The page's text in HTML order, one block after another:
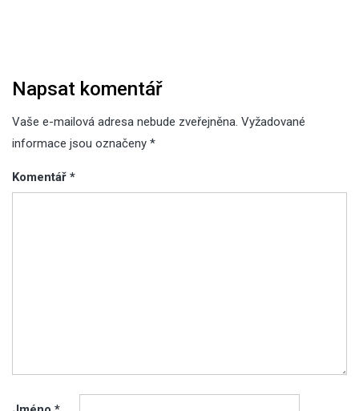
Napsat komentář
Vaše e-mailová adresa nebude zveřejněna. Vyžadované
informace jsou označeny *
Komentář *